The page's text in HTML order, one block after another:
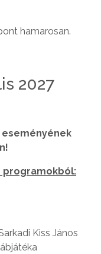
hamarosan.
2027
eseményének
programokból:
Kiss János